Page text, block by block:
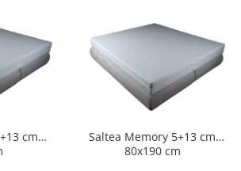
cm
Saltea Memory 5+13 cm
80x190 cm